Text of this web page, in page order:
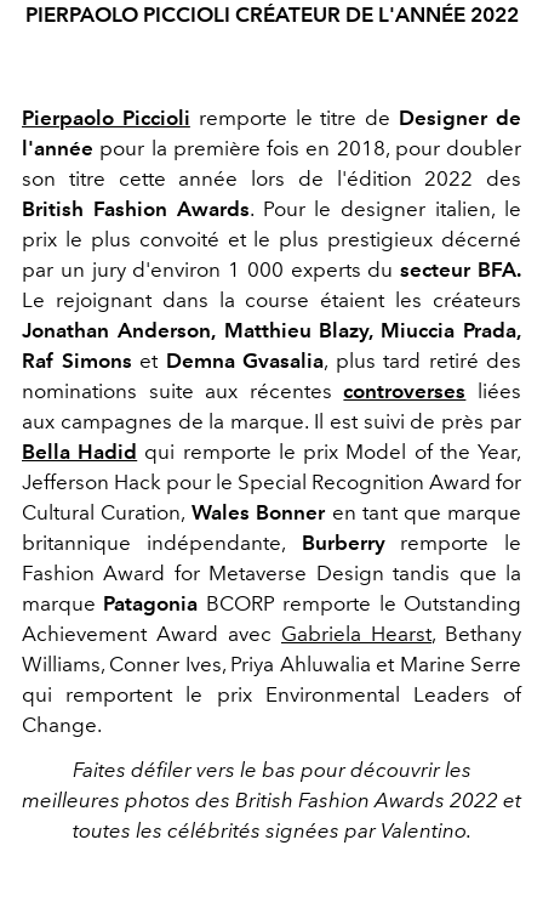
PIERPAOLO PICCIOLI CRÉATEUR DE L'ANNÉE 2022
Pierpaolo Piccioli remporte le titre de Designer de
l'année pour la première fois en 2018, pour doubler
son titre cette année lors de l'édition 2022 des
British Fashion Awards. Pour le designer italien, le
prix le plus convoité et le plus prestigieux décerné
par un jury d'environ 1 000 experts dusecteur BFA.
Le rejoignant dans la course étaient les créateurs
Jonathan Anderson, Matthieu Blazy, Miuccia Prada,
Raf Simons et Demna Gvasalia, plus tard retiré des
nominations suite aux récentescontroverses liées
aux campagnes de la marque. Il est suivi de près par
Bella Hadid qui remporte le prix Model of the Year,
Jefferson Hack pour le Special Recognition Award for
Cultural Curation, Wales Bonneren tant que marque
britannique indépendante,
Burberryremporte le
Fashion Award for Metaverse Design tandis que la
marque Patagonia BCORP remporte le Outstanding
Achievement Award avec Gabriela Hearst, Bethany
Williams, Conner Ives, Priya Ahluwalia et Marine Serre
qui remportent le prix Environmental Leaders of
Change.
Faites défiler vers le bas pour découvrir les
meilleures photos des British Fashion Awards 2022 et
toutes les célébrités signées par Valentino.